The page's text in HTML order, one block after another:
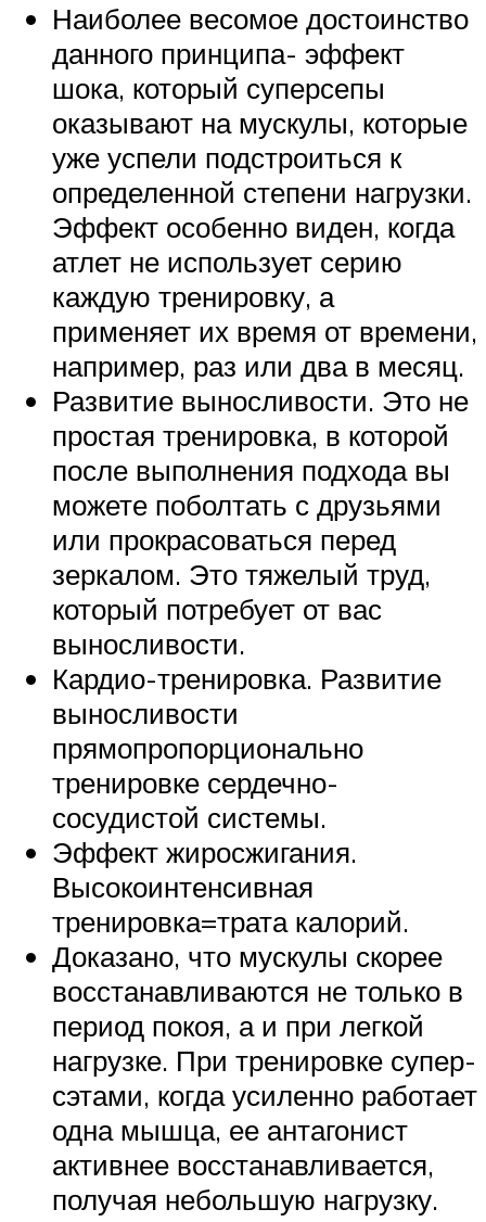
Наиболее весомое достоинство
данного принципа- эффект
шока, который суперсепы
оказывают на мускулы, которые
уже успели подстроиться к
определенной степени нагрузки.
Эффект особенно виден, когда
атлет не использует серию
каждую тренировку, а
применяет их время от времени,
например, раз или два в месяц.
Развитие выносливости. Это не
простая тренировка, в которой
после выполнения подхода вы
можете поболтать с друзьями
или прокрасоваться перед
зеркалом. Это тяжелый труд,
который потребует от вас
выносливости.
Кардио-тренировка. Развитие
выносливости
прямопропорционально
тренировке сердечно-
сосудистой системы.
Эффект жиросжигания.
Высокоинтенсивная
тренировка=трата калорий.
Доказано, что мускулы скорее
восстанавливаются не только в
период покоя, а и при легкой
нагрузке. При тренировке супер-
сэтами, когда усиленно работает
одна мышца, ее антагонист
активнее восстанавливается,
получая небольшую нагрузку.